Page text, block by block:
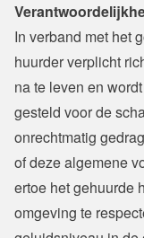
In verband met het
huurder verplicht
na te leven en
gesteld voor de
onrechtmatig
of deze algemene
ertoe het gehuurde
omgeving te